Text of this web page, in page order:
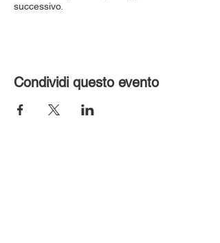
successivo.
Condividi questo evento